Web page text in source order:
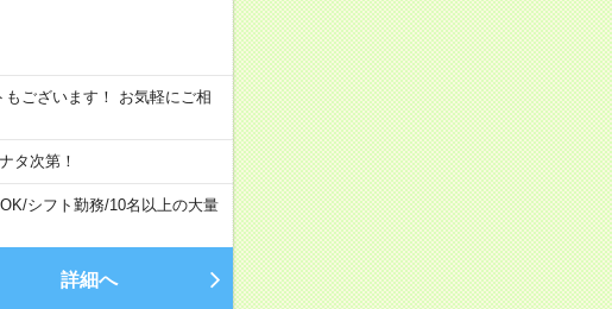
ございます！ お気軽にご相
タ次第！
/シフト勤務/10名以上の大量
詳細へ